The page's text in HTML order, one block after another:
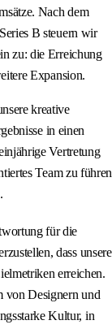
Nach dem
B steuern wir
zu: die Erreichung
Expansion.
kreative
in einen
Vertretung
Team zu führen
für die
dass unsere
erreichen.
von Designern und
Kultur, in